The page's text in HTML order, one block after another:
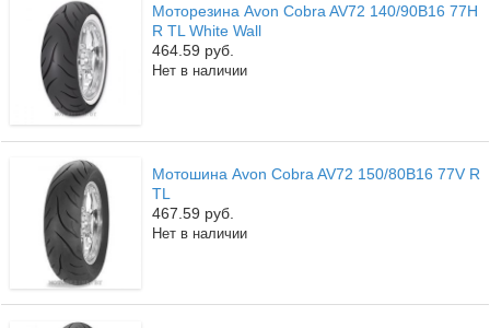
Моторезина Avon Cobra AV72 140/90B16 77H
R TL White Wall
464.59 руб.
Нет в наличии
Мотошина Avon Cobra AV72 150/80B16 77V R
TL
467.59 руб.
Нет в наличии